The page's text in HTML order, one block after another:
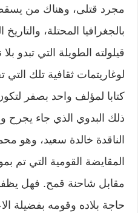
مجرد قتلى، وهناك من
بالجغرافيا المحتلة،
قيلولته الطويلة التي تبدو
لوغاريتمات ثقافية تلك
كتابا لمؤلف واحد بصفر
ذلك البدوي الذي جاء يجرح
الناقدة خالدة سعيد، وهو
المقايضة القومية التي تم
مقابل شاحنة قمح. فهل
حاجة بلاده وقومه بفضيلة